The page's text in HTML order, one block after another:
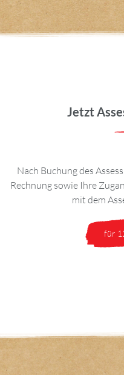
Jetzt
Nach Buchung des
Rechnung sowie Ihre
mit dem
für